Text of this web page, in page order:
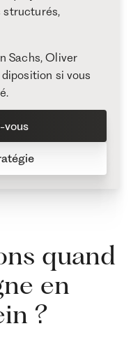
structurés,
Sachs, Oliver
si vous
vous
quand
en
?